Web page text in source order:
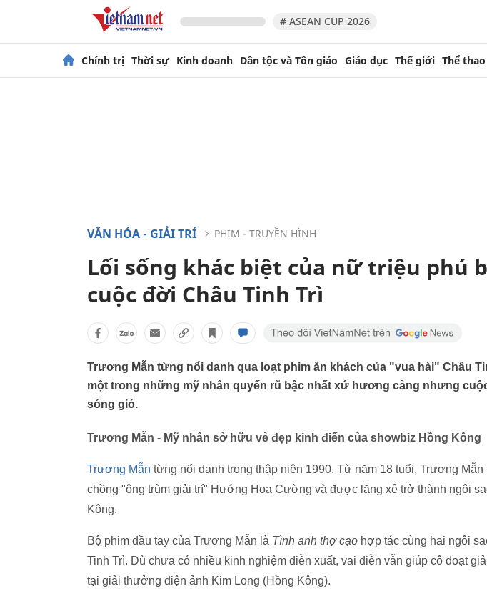
# ASEAN CUP 2026
Chính trị Thời sự Kinh doanh Dân tộc và Tôn giáo Giáo dục Thế giới Thể thao
VĂN HÓA - GIẢI TRÍ PHIM - TRUYỀN HÌNH
Lối sống khác biệt của nữ triệu phú
cuộc đời Châu Tinh Trì
Trương Mẫn từng nổi danh qua loạt phim ăn khách của "vua hài" Châu
một trong những mỹ nhân quyến rũ bậc nhất xứ hương cảng nhưng
sóng gió.
Trương Mẫn - Mỹ nhân sở hữu vẻ đẹp kinh điển của showbiz Hồng Kông
Trương Mẫn từng nổi danh trong thập niên 1990. Từ năm 18 tuổi, Trương Mẫn
chồng "ông trùm giải trí" Hướng Hoa Cường và được lăng xê trở thành ngôi
Kông.
Bộ phim đầu tay của Trương Mẫn là Tình anh thợ cạo hợp tác cùng hai ngôi
Tinh Trì. Dù chưa có nhiều kinh nghiệm diễn xuất, vai diễn vẫn giúp cô đoạt
tại giải thưởng điện ảnh Kim Long (Hồng Kông).